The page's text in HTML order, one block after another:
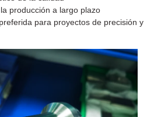
producción a largo plazo
para proyectos de precisión y